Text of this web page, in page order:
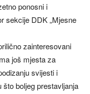
ponosni i
sekcije DDK „Mjesne
zainteresovani
još mjesta za
svijesti i
boljeg prestavljanja